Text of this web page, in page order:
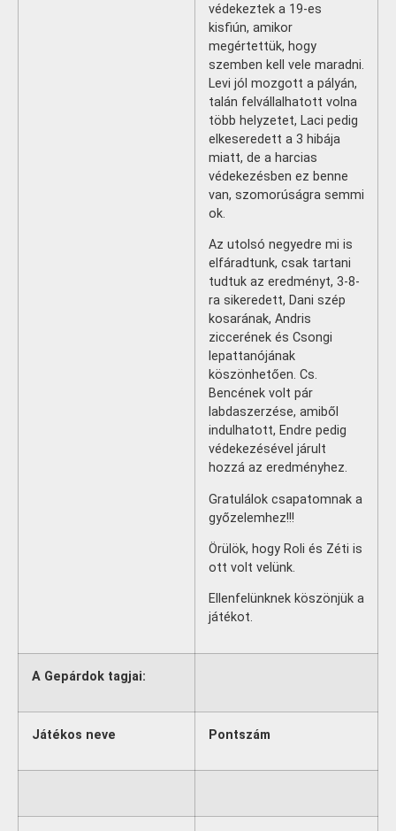
védekeztek a 19-es
kisfiún, amikor
megértettük, hogy
szemben kell vele maradni.
Levi jól mozgott a pályán,
talán felvállalhatott volna
több helyzetet, Laci pedig
elkeseredett a 3 hibája
miatt, de a harcias
védekezésben ez benne
van, szomorúságra semmi
ok.
Az utolsó negyedre mi is
elfáradtunk, csak tartani
tudtuk az eredményt, 3-8-
ra sikeredett, Dani szép
kosarának, Andris
ziccerének és Csongi
lepattanójának
köszönhetően. Cs.
Bencének volt pár
labdaszerzése, amiből
indulhatott, Endre pedig
védekezésével járult
hozzá az eredményhez.
Gratulálok csapatomnak a
győzelemhez!!!
Örülök, hogy Roli és Zéti is
ott volt velünk.
Ellenfelünknek köszönjük a
játékot.
A Gepárdok tagjai:
Játékos neve Pontszám